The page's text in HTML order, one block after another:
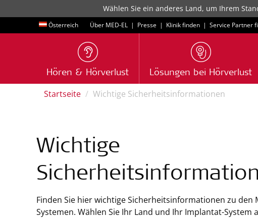
Wählen Sie ein anderes Land, um Ihrem
Österreich Über MED-EL | Presse | Klinik finden | Service Partner
Hören & Hörverlust Lösungen bei Hörverlust
Startseite Wichtige Sicherheitsinformationen
Wichtige
Finden Sie hier wichtige Sicherheitsinformationen zu den
Systemen. Wählen Sie Ihr Land und Ihr Implantat-System